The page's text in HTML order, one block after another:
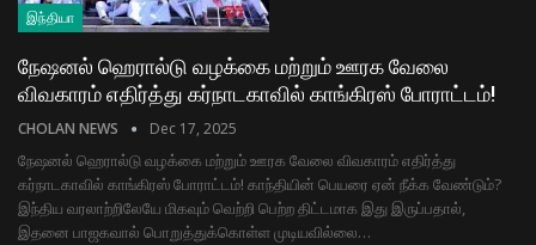
இந்தியா
நேஷனல் ஹெரால்டு வழக்கை மற்றும் ஊரக வேலை
விவகாரம் எதிர்த்து கர்நாடகாவில் காங்கிரஸ் போராட்டம்!
CHOLAN NEWS Dec 17, 2025
நேஷனல் ஹெரால்டு வழக்கை மற்றும் ஊரக வேலை விவகாரம் எதிர்த்து
கர்நாடகாவில் காங்கிரஸ் போராட்டம்! காந்தியின் பெயரை ஏன் நீக்க வேண்டும்?
இந்திய வரலாற்றிலேயே மிகவும் வெற்றி பெற்ற திட்டமாக இது இருப்பதால்,
இதனை பாஜகவால் பொறுத்துக்கொள்ள முடியவில்லை…